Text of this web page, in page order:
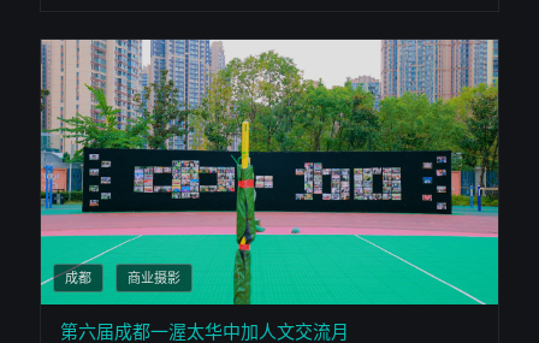
成都 商业摄影
第六届成都一渥太华中加人文交流月